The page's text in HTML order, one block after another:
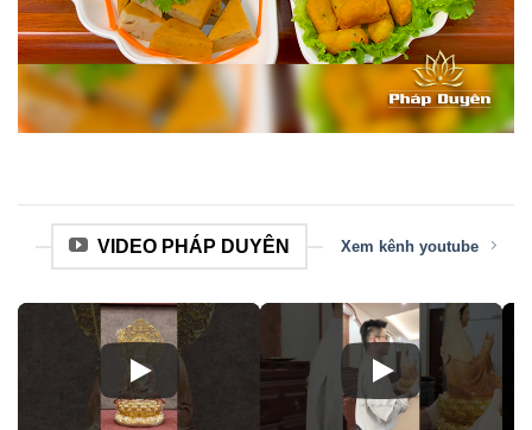
VIDEO PHÁP DUYÊN Xem kênh youtube